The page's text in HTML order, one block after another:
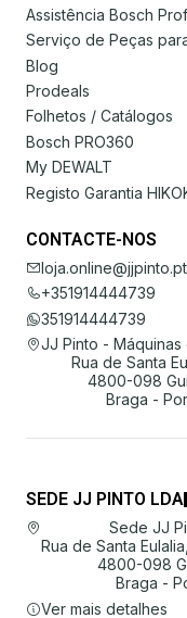
Assistência Bosch
Serviço de Peças
Blog
Prodeals
Folhetos / Catálogos
Bosch PRO360
My DEWALT
Registo Garantia
CONTACTE-NOS
loja.online@jjpinto.pt
+351914444739
351914444739
JJ Pinto - Máquinas
Rua de Santa
4800-098
Braga -
SEDE JJ PINTO LDA
Sede JJ
Rua de Santa
4800-098
Braga -
Ver mais detalhes